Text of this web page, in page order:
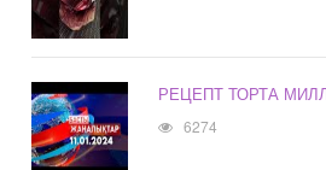
РЕЦЕПТ ТОРТА
6274